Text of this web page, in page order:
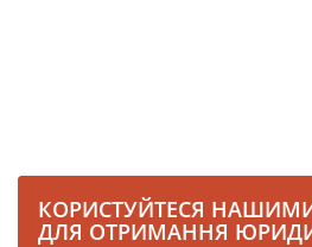
КОРИСТУЙТЕСЯ
ДЛЯ ОТРИМАННЯ